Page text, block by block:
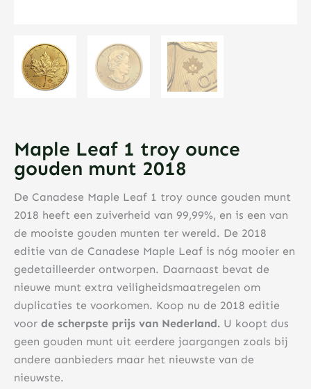
Maple Leaf 1 troy ounce
gouden munt 2018
De Canadese Maple Leaf 1 troy ounce gouden munt
2018 heeft een zuiverheid van 99,99%, en is een van
de mooiste gouden munten ter wereld. De 2018
editie van de Canadese Maple Leaf is nóg mooier en
gedetailleerder ontworpen. Daarnaast bevat de
nieuwe munt extra veiligheidsmaatregelen om
duplicaties te voorkomen. Koop nu de 2018 editie
voor de scherpste prijs van Nederland. U koopt dus
geen gouden munt uit eerdere jaargangen zoals bij
andere aanbieders maar het nieuwste van de
nieuwste.